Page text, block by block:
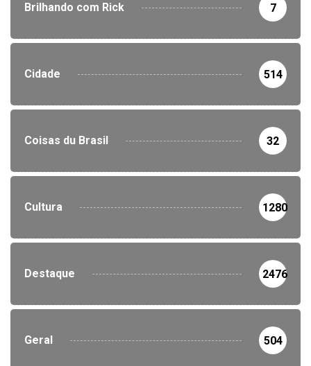
Brilhando com Rick 7
Cidade 514
Coisas du Brasil 32
Cultura 1280
Destaque 2476
Geral 504